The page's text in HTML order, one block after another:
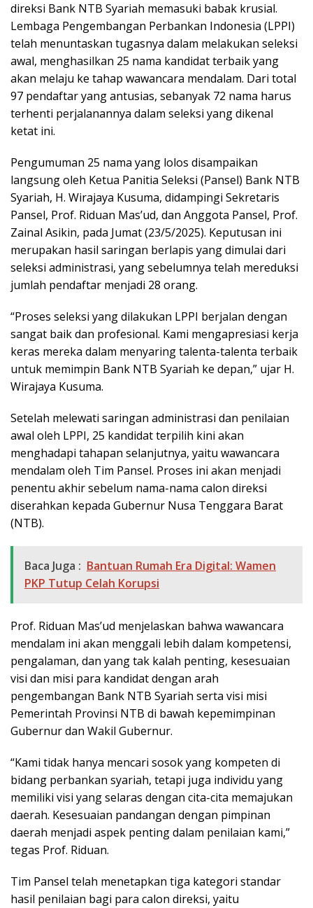
direksi Bank NTB Syariah memasuki babak krusial.
Lembaga Pengembangan Perbankan Indonesia (LPPI)
telah menuntaskan tugasnya dalam melakukan seleksi
awal, menghasilkan 25 nama kandidat terbaik yang
akan melaju ke tahap wawancara mendalam. Dari total
97 pendaftar yang antusias, sebanyak 72 nama harus
terhenti perjalanannya dalam seleksi yang dikenal
ketat ini.
Pengumuman 25 nama yang lolos disampaikan
langsung oleh Ketua Panitia Seleksi (Pansel) Bank NTB
Syariah, H. Wirajaya Kusuma, didampingi Sekretaris
Pansel, Prof. Riduan Mas’ud, dan Anggota Pansel, Prof.
Zainal Asikin, pada Jumat (23/5/2025). Keputusan ini
merupakan hasil saringan berlapis yang dimulai dari
seleksi administrasi, yang sebelumnya telah mereduksi
jumlah pendaftar menjadi 28 orang.
“Proses seleksi yang dilakukan LPPI berjalan dengan
sangat baik dan profesional. Kami mengapresiasi kerja
keras mereka dalam menyaring talenta-talenta terbaik
untuk memimpin Bank NTB Syariah ke depan,” ujar H.
Wirajaya Kusuma.
Setelah melewati saringan administrasi dan penilaian
awal oleh LPPI, 25 kandidat terpilih kini akan
menghadapi tahapan selanjutnya, yaitu wawancara
mendalam oleh Tim Pansel. Proses ini akan menjadi
penentu akhir sebelum nama-nama calon direksi
diserahkan kepada Gubernur Nusa Tenggara Barat
(NTB).
Baca Juga : Bantuan Rumah Era Digital: Wamen
PKP Tutup Celah Korupsi
Prof. Riduan Mas’ud menjelaskan bahwa wawancara
mendalam ini akan menggali lebih dalam kompetensi,
pengalaman, dan yang tak kalah penting, kesesuaian
visi dan misi para kandidat dengan arah
pengembangan Bank NTB Syariah serta visi misi
Pemerintah Provinsi NTB di bawah kepemimpinan
Gubernur dan Wakil Gubernur.
“Kami tidak hanya mencari sosok yang kompeten di
bidang perbankan syariah, tetapi juga individu yang
memiliki visi yang selaras dengan cita-cita memajukan
daerah. Kesesuaian pandangan dengan pimpinan
daerah menjadi aspek penting dalam penilaian kami,”
tegas Prof. Riduan.
Tim Pansel telah menetapkan tiga kategori standar
hasil penilaian bagi para calon direksi, yaitu